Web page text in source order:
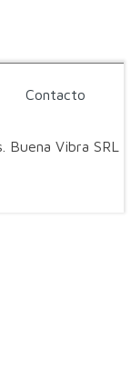
Vibra SRL
Contacto